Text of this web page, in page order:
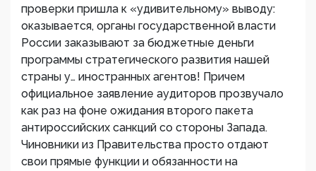
проверки пришла к «удивительному» выводу:
оказывается, органы государственной власти
России заказывают за бюджетные деньги
программы стратегического развития нашей
страны у… иностранных агентов! Причем
официальное заявление аудиторов прозвучало
как раз на фоне ожидания второго пакета
антироссийских санкций со стороны Запада.
Чиновники из Правительства просто отдают
свои прямые функции и обязанности на